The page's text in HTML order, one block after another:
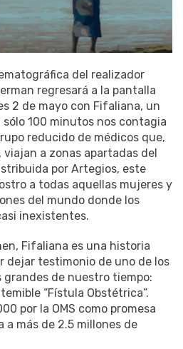
del realizador
regresará a la pantalla
2 de mayo con Fifaliana, un
100 minutos nos contagia
reducido de médicos que,
viajan a zonas apartadas del
por Artegios, este
a todas aquellas mujeres y
del mundo donde los
inexistentes.
Fifaliana es una historia
dejar testimonio de uno de los
de nuestro tiempo:
“Fístula Obstétrica”.
por la OMS como promesa
más de 2.5 millones de